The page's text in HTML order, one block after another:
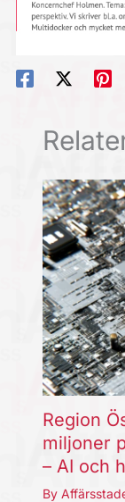
Region
miljoner
– AI och
By